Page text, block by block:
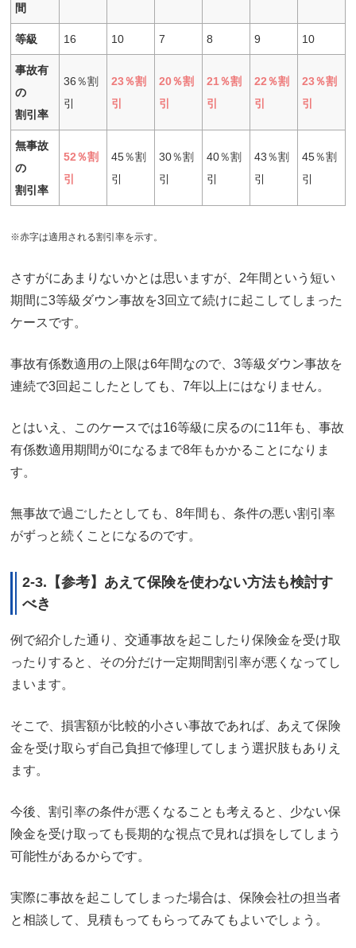
間
等級 16 10 7 8 9 10
事故有
の
割引率
36％割
引
23％割
引
20％割
引
21％割
引
22％割
引
23％割
引
無事故
の
割引率
52％割
引
45％割
引
30％割
引
40％割
引
43％割
引
45％割
引
※赤字は適用される割引率を示す。
さすがにあまりないかとは思いますが、2年間という短い
期間に3等級ダウン事故を3回立て続けに起こしてしまった
ケースです。
事故有係数適用の上限は6年間なので、3等級ダウン事故を
連続で3回起こしたとしても、7年以上にはなりません。
とはいえ、このケースでは16等級に戻るのに11年も、事故
有係数適用期間が0になるまで8年もかかることになりま
す。
無事故で過ごしたとしても、8年間も、条件の悪い割引率
がずっと続くことになるのです。
2-3.【参考】あえて保険を使わない方法も検討す
べき
例で紹介した通り、交通事故を起こしたり保険金を受け取
ったりすると、その分だけ一定期間割引率が悪くなってし
まいます。
そこで、損害額が比較的小さい事故であれば、あえて保険
金を受け取らず自己負担で修理してしまう選択肢もありえ
ます。
今後、割引率の条件が悪くなることも考えると、少ない保
険金を受け取っても長期的な視点で見れば損をしてしまう
可能性があるからです。
実際に事故を起こしてしまった場合は、保険会社の担当者
と相談して、見積もってもらってみてもよいでしょう。